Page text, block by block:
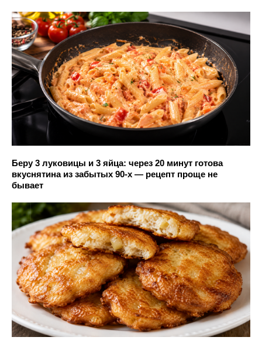
Беру 3 луковицы и 3 яйца: через 20 минут готова
вкуснятина из забытых 90-х — рецепт проще не
бывает